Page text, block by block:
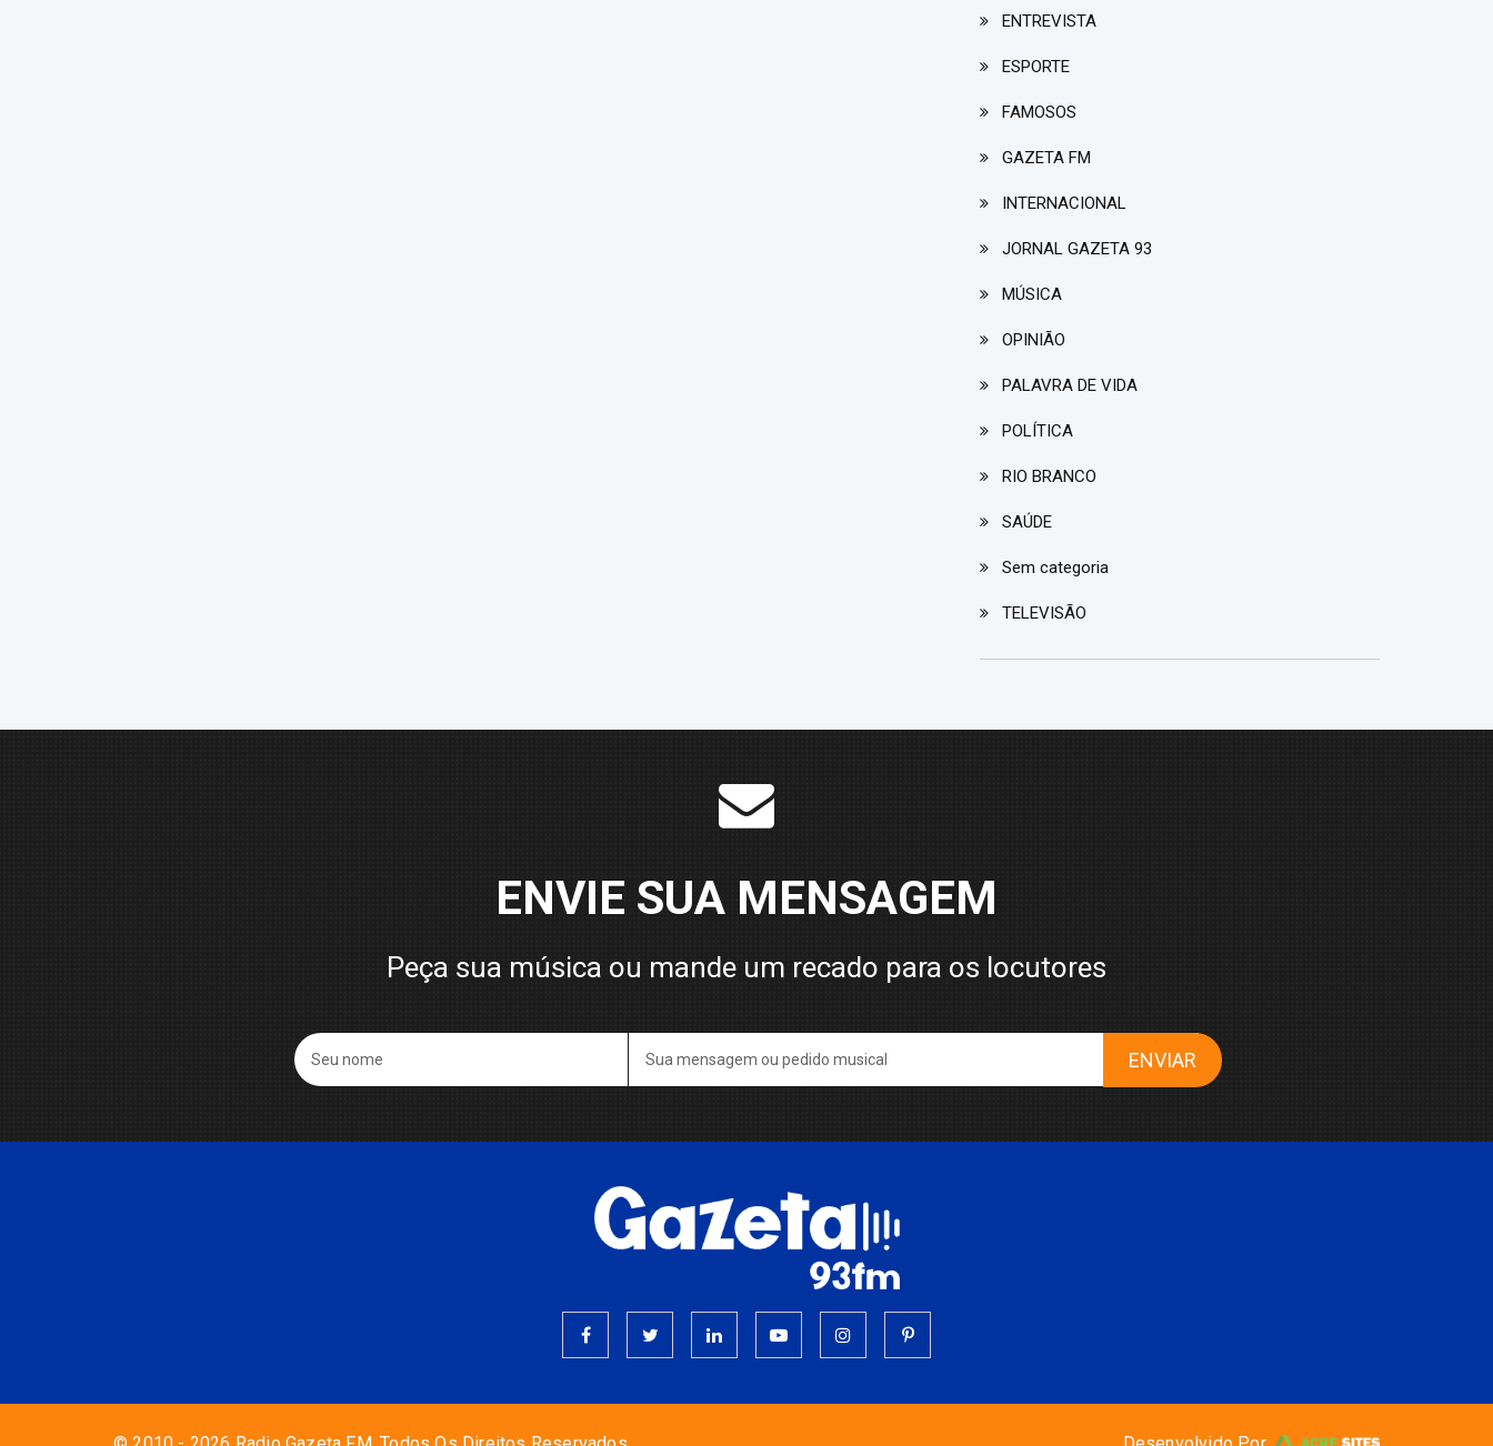
ENTREVISTA
ESPORTE
FAMOSOS
GAZETA FM
INTERNACIONAL
JORNAL GAZETA 93
MÚSICA
OPINIÃO
PALAVRA DE VIDA
POLÍTICA
RIO BRANCO
SAÚDE
Sem categoria
TELEVISÃO
ENVIE SUA MENSAGEM
Peça sua música ou mande um recado para os locutores
ENVIAR